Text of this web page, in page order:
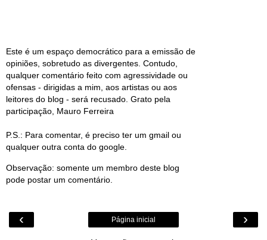
Este é um espaço democrático para a emissão de
opiniões, sobretudo as divergentes. Contudo,
qualquer comentário feito com agressividade ou
ofensas - dirigidas a mim, aos artistas ou aos
leitores do blog - será recusado. Grato pela
participação, Mauro Ferreira
P.S.: Para comentar, é preciso ter um gmail ou
qualquer outra conta do google.
Observação: somente um membro deste blog
pode postar um comentário.
‹ ›
Página inicial